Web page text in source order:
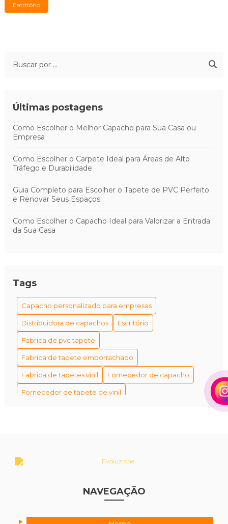
Escritório
Últimas postagens
Como Escolher o Melhor Capacho para Sua Casa ou
Empresa
Como Escolher o Carpete Ideal para Áreas de Alto
Tráfego e Durabilidade
Guia Completo para Escolher o Tapete de PVC Perfeito
e Renovar Seus Espaços
Como Escolher o Capacho Ideal para Valorizar a Entrada
da Sua Casa
Tags
Capacho personalizado para empresas
Distribuidora de capachos Escritório
Fabrica de pvc tapete
Fabrica de tapete emborrachado
Fabrica de tapetes vinil Fornecedor de capacho
Fornecedor de tapete de vinil
Fábrica de tapetes e capachos personalizados
Industria de tapete Melhor tapete para piso elevador
NAVEGAÇÃO